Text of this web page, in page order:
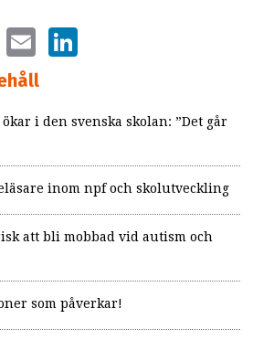
TWITTER EMAIL
i den svenska skolan: ”Det går
inom npf och skolutveckling
att bli mobbad vid autism och
som påverkar!